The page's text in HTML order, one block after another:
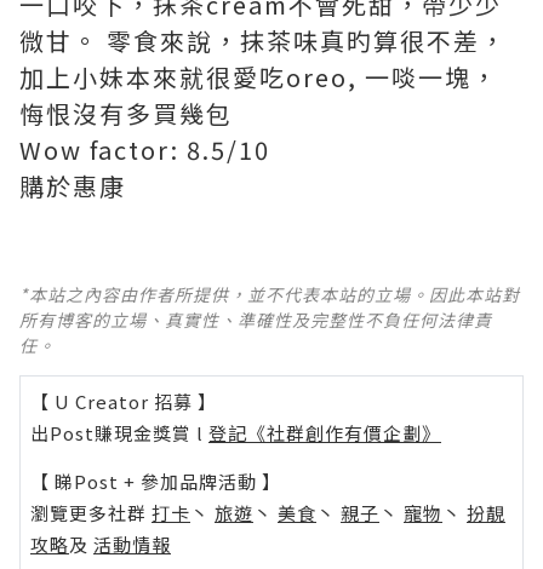
微甘。 零食來說，抹茶味真旳算很不差，
加上小妹本來就很愛吃oreo, 一啖一塊，
悔恨沒有多買幾包
Wow factor: 8.5/10
購於惠康
*本站之內容由作者所提供，並不代表本站的立場。因此本站對
所有博客的立場、真實性、準確性及完整性不負任何法律責
任。
【 U Creator 招募 】
出Post賺現金獎賞 l 登記《社群創作有價企劃》
【 睇Post + 參加品牌活動 】
瀏覽更多社群 打卡 丶 旅遊 丶 美食 丶 親子 丶 寵物 丶 扮靚
攻略及 活動情報